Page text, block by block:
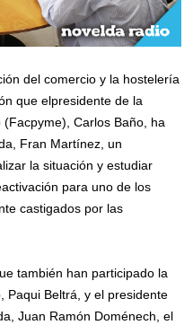
del comercio y la hostelería
que elpresidente de la
Carlos Baño, ha
Fran Martínez, un
la situación y estudiar
para uno de los
castigados por las
también han participado la
Paqui Beltrá, y el presidente
Juan Ramón Doménech, el